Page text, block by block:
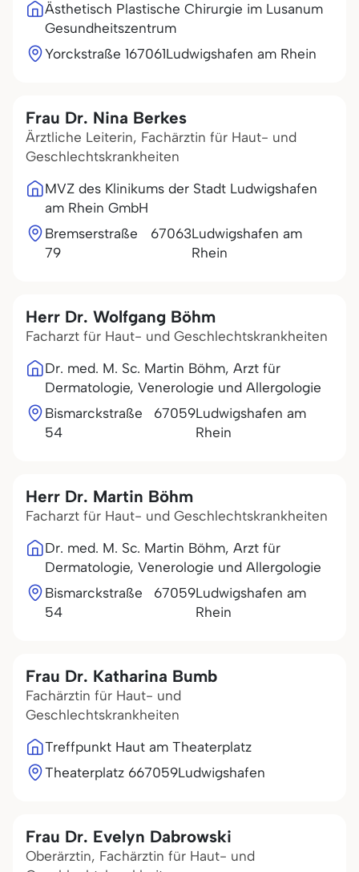
Ästhetisch Plastische Chirurgie im Lusanum
Gesundheitszentrum
Yorckstraße 167061Ludwigshafen am Rhein
Frau Dr. Nina Berkes
Ärztliche Leiterin, Fachärztin für Haut- und
Geschlechtskrankheiten
MVZ des Klinikums der Stadt Ludwigshafen
am Rhein GmbH
Bremserstraße
79
67063Ludwigshafen am
Rhein
Herr Dr. Wolfgang Böhm
Facharzt für Haut- und Geschlechtskrankheiten
Dr. med. M. Sc. Martin Böhm, Arzt für
Dermatologie, Venerologie und Allergologie
Bismarckstraße
54
67059Ludwigshafen am
Rhein
Herr Dr. Martin Böhm
Facharzt für Haut- und Geschlechtskrankheiten
Dr. med. M. Sc. Martin Böhm, Arzt für
Dermatologie, Venerologie und Allergologie
Bismarckstraße
54
67059Ludwigshafen am
Rhein
Frau Dr. Katharina Bumb
Fachärztin für Haut- und
Geschlechtskrankheiten
Treffpunkt Haut am Theaterplatz
Theaterplatz 667059Ludwigshafen
Frau Dr. Evelyn Dabrowski
Oberärztin, Fachärztin für Haut- und